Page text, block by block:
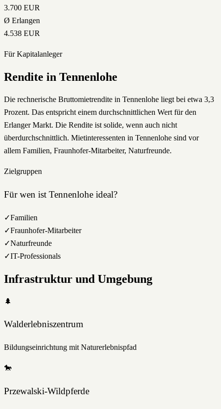
3.700 EUR
Ø Erlangen
4.538 EUR
Für Kapitalanleger
Rendite in Tennenlohe
Die rechnerische Bruttomietrendite in Tennenlohe liegt bei etwa 3,3
Prozent. Das entspricht einem durchschnittlichen Wert für den
Erlanger Markt. Die Rendite ist solide, wenn auch nicht
überdurchschnittlich. Mietinteressenten in Tennenlohe sind vor
allem Familien, Fraunhofer-Mitarbeiter, Naturfreunde.
Zielgruppen
Für wen ist Tennenlohe ideal?
✓Familien
✓Fraunhofer-Mitarbeiter
✓Naturfreunde
✓IT-Professionals
Infrastruktur und Umgebung
🌲
Walderlebniszentrum
Bildungseinrichtung mit Naturerlebnispfad
🐎
Przewalski-Wildpferde